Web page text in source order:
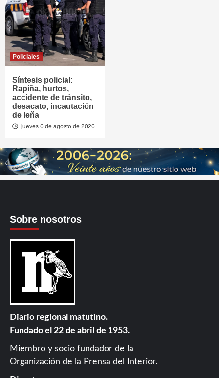
Policiales
Síntesis policial:
Rapiña, hurtos,
accidente de tránsito,
desacato, incautación
de leña
jueves 6 de agosto de 2026
Sobre nosotros
Diario regional matutino.
Fundado el 22 de abril de 1953.
Miembro y socio fundador de la
Organización de la Prensa del Interior.